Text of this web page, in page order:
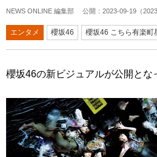
NEWS ONLINE 編集部 公開： 2023-09-19 （
エンタメ 櫻坂46 櫻坂46 こちら有楽町
櫻坂46の新ビジュアルが公開とな